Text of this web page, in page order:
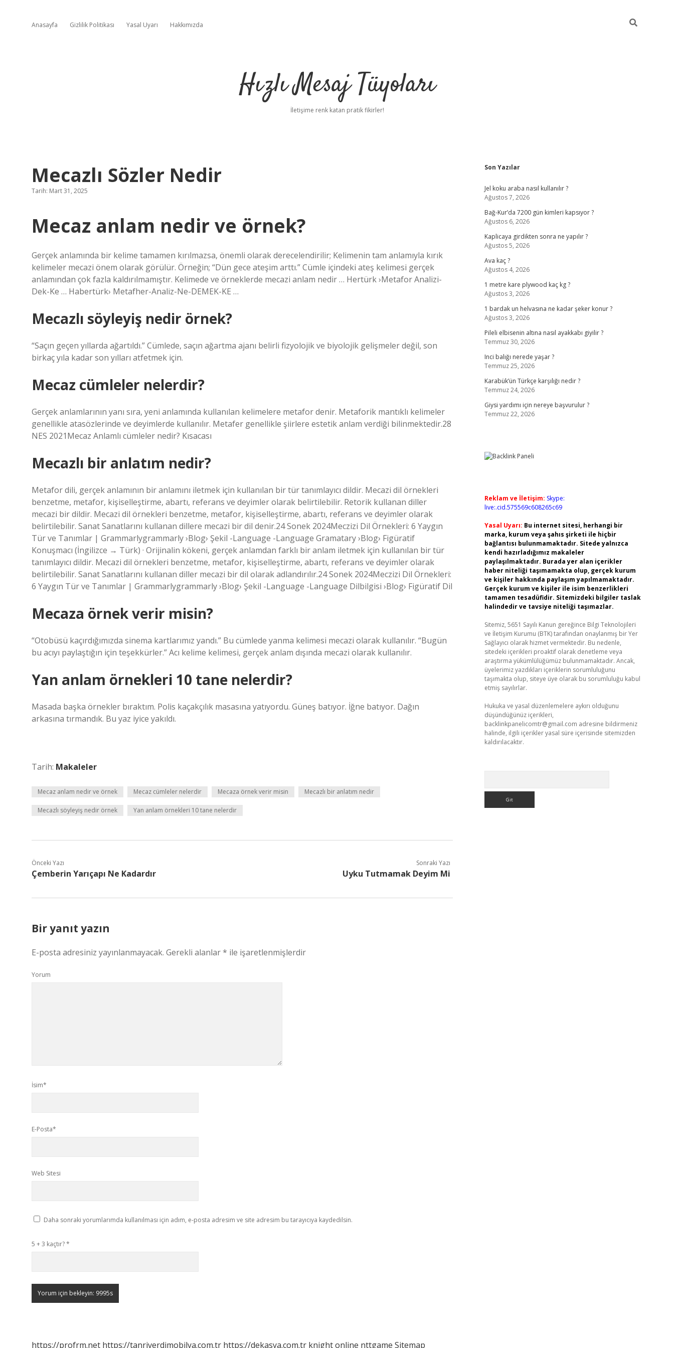
Anasayfa Gizlilik Politikası Yasal Uyarı Hakkımızda
Hızlı Mesaj Tüyoları
İletişime renk katan pratik fikirler!
Mecazlı Sözler Nedir
Tarih: Mart 31, 2025
Mecaz anlam nedir ve örnek?
Gerçek anlamında bir kelime tamamen kırılmazsa, önemli olarak derecelendirilir; Kelimenin tam anlamıyla kırık
kelimeler mecazi önem olarak görülür. Örneğin; “Dün gece ateşim arttı.” Cümle içindeki ateş kelimesi gerçek
anlamından çok fazla kaldırılmamıştır. Kelimede ve örneklerde mecazi anlam nedir … Hertürk ›Metafor Analizi-
Dek-Ke … Habertürk› Metafher-Analiz-Ne-DEMEK-KE …
Mecazlı söyleyiş nedir örnek?
“Saçın geçen yıllarda ağartıldı.” Cümlede, saçın ağartma ajanı belirli fizyolojik ve biyolojik gelişmeler değil, son
birkaç yıla kadar son yılları atfetmek için.
Mecaz cümleler nelerdir?
Gerçek anlamlarının yanı sıra, yeni anlamında kullanılan kelimelere metafor denir. Metaforik mantıklı kelimeler
genellikle atasözlerinde ve deyimlerde kullanılır. Metafer genellikle şiirlere estetik anlam verdiği bilinmektedir.28
NES 2021Mecaz Anlamlı cümleler nedir? Kısacası
Mecazlı bir anlatım nedir?
Metafor dili, gerçek anlamının bir anlamını iletmek için kullanılan bir tür tanımlayıcı dildir. Mecazi dil örnekleri
benzetme, metafor, kişiselleştirme, abartı, referans ve deyimler olarak belirtilebilir. Retorik kullanan diller
mecazi bir dildir. Mecazi dil örnekleri benzetme, metafor, kişiselleştirme, abartı, referans ve deyimler olarak
belirtilebilir. Sanat Sanatlarını kullanan dillere mecazi bir dil denir.24 Sonek 2024Meczizi Dil Örnekleri: 6 Yaygın
Tür ve Tanımlar | Grammarlygrammarly ›Blog› Şekil -Language -Language Gramatary ›Blog› Figüratif
Konuşmacı (İngilizce → Türk) · Orijinalin kökeni, gerçek anlamdan farklı bir anlam iletmek için kullanılan bir tür
tanımlayıcı dildir. Mecazi dil örnekleri benzetme, metafor, kişiselleştirme, abartı, referans ve deyimler olarak
belirtilebilir. Sanat Sanatlarını kullanan diller mecazi bir dil olarak adlandırılır.24 Sonek 2024Meczizi Dil Örnekleri:
6 Yaygın Tür ve Tanımlar | Grammarlygrammarly ›Blog› Şekil -Language -Language Dilbilgisi ›Blog› Figüratif Dil
Mecaza örnek verir misin?
“Otobüsü kaçırdığımızda sinema kartlarımız yandı.” Bu cümlede yanma kelimesi mecazi olarak kullanılır. “Bugün
bu acıyı paylaştığın için teşekkürler.” Acı kelime kelimesi, gerçek anlam dışında mecazi olarak kullanılır.
Yan anlam örnekleri 10 tane nelerdir?
Masada başka örnekler bıraktım. Polis kaçakçılık masasına yatıyordu. Güneş batıyor. İğne batıyor. Dağın
arkasına tırmandık. Bu yaz iyice yakıldı.
Tarih: Makaleler
Mecaz anlam nedir ve örnek Mecaz cümleler nelerdir Mecaza örnek verir misin Mecazlı bir anlatım nedir
Mecazlı söyleyiş nedir örnek Yan anlam örnekleri 10 tane nelerdir
Önceki Yazı
Çemberin Yarıçapı Ne Kadardır
Sonraki Yazı
Uyku Tutmamak Deyim Mi
Bir yanıt yazın
E-posta adresiniz yayınlanmayacak. Gerekli alanlar* ile işaretlenmişlerdir
Yorum
İsim*
E-Posta*
Web Sitesi
Daha sonraki yorumlarımda kullanılması için adım, e-posta adresim ve site adresim bu tarayıcıya kaydedilsin.
5 + 3 kaçtır?*
https://profrm.net https://tanriverdimobilya.com.tr https://dekasya.com.tr knight online nttgame Sitemap
Sidebar
Son Yazılar
Jel koku araba nasıl kullanılır ?
Ağustos 7, 2026
Bağ-Kur’da 7200 gün kimleri kapsıyor ?
Ağustos 6, 2026
Kaplicaya girdikten sonra ne yapılır ?
Ağustos 5, 2026
Ava kaç ?
Ağustos 4, 2026
1 metre kare plywood kaç kg ?
Ağustos 3, 2026
1 bardak un helvasına ne kadar şeker konur ?
Ağustos 3, 2026
Pileli elbisenin altına nasıl ayakkabı giyilir ?
Temmuz 30, 2026
Inci balığı nerede yaşar ?
Temmuz 25, 2026
Karabük’ün Türkçe karşılığı nedir ?
Temmuz 24, 2026
Giysi yardımı için nereye başvurulur ?
Temmuz 22, 2026
Reklam ve İletişim: Skype:
live:.cid.575569c608265c69
Yasal Uyarı: Bu internet sitesi, herhangi bir
marka, kurum veya şahıs şirketi ile hiçbir
bağlantısı bulunmamaktadır. Sitede yalnızca
kendi hazırladığımız makaleler
paylaşılmaktadır. Burada yer alan içerikler
haber niteliği taşımamakta olup, gerçek kurum
ve kişiler hakkında paylaşım yapılmamaktadır.
Gerçek kurum ve kişiler ile isim benzerlikleri
tamamen tesadüfidir. Sitemizdeki bilgiler taslak
halindedir ve tavsiye niteliği taşımazlar.
Sitemiz, 5651 Sayılı Kanun gereğince Bilgi Teknolojileri
ve İletişim Kurumu (BTK) tarafından onaylanmış bir Yer
Sağlayıcı olarak hizmet vermektedir. Bu nedenle,
sitedeki içerikleri proaktif olarak denetleme veya
araştırma yükümlülüğümüz bulunmamaktadır. Ancak,
üyelerimiz yazdıkları içeriklerin sorumluluğunu
taşımakta olup, siteye üye olarak bu sorumluluğu kabul
etmiş sayılırlar.
Hukuka ve yasal düzenlemelere aykırı olduğunu
düşündüğünüz içerikleri,
backlinkpanelicomtr@gmail.com adresine bildirmeniz
halinde, ilgili içerikler yasal süre içerisinde sitemizden
kaldırılacaktır.